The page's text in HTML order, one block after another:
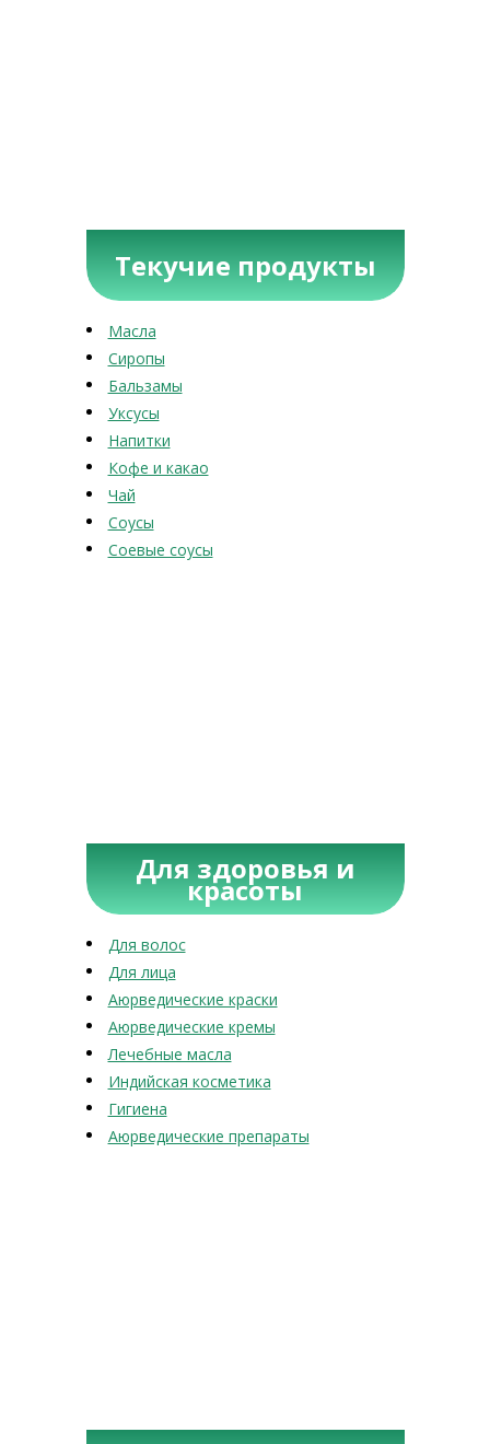
Текучие продукты
Масла
Сиропы
Бальзамы
Уксусы
Напитки
Кофе и какао
Чай
Соусы
Соевые соусы
Для здоровья и
красоты
Для волос
Для лица
Аюрведические краски
Аюрведические кремы
Лечебные масла
Индийская косметика
Гигиена
Аюрведические препараты